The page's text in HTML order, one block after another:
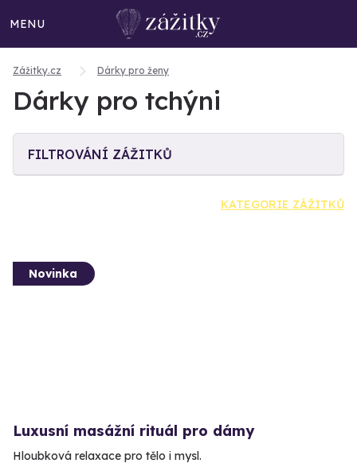
MENU
Zážitky.cz Dárky pro ženy
Dárky pro tchýni
FILTROVÁNÍ ZÁŽITKŮ
KATEGORIE ZÁŽITKŮ
Novinka
Luxusní masážní rituál pro dámy
Hloubková relaxace pro tělo i mysl.